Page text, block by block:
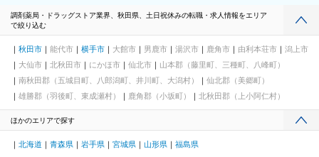
調剤薬局・ドラッグストア業界、秋田県、土日祝休みの転職・求人情報をエリア
で絞り込む
秋田市 能代市 横手市 大館市 男鹿市 湯沢市 鹿角市 由利本荘市
潟上市
大仙市
北秋田市 にかほ市 仙北市
山本郡（藤里町、三種町、八峰町）
南秋田郡（五城目町、八郎潟町、井川町、大潟村）
仙北郡（美郷町）
雄勝郡（羽後町、東成瀬村）
鹿角郡（小坂町） 北秋田郡（上小阿仁村）
ほかのエリアで探す
北海道 青森県 岩手県 宮城県 山形県 福島県